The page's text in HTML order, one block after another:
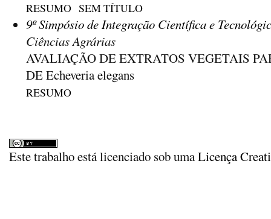
RESUMO SEM TÍTULO
9º Simpósio de Integração Científica e
Ciências Agrárias
AVALIAÇÃO DE EXTRATOS VEGETAIS
DE Echeveria elegans
RESUMO
Este trabalho está licenciado sob umaLicença